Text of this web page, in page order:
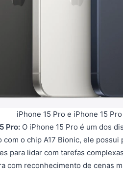
iPhone 15 Pro e iPhone 15
Pro: O iPhone 15 Pro é um dos
com o chip A17 Bionic, ele
para lidar com tarefas
com reconhecimento de cenas